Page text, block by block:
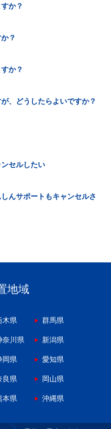
か？
？
か？
、どうしたらよいですか？
セルしたい
んサポートもキャンセルさ
地域
木県 群馬県
奈川県 新潟県
岡県 愛知県
良県 岡山県
本県 沖縄県